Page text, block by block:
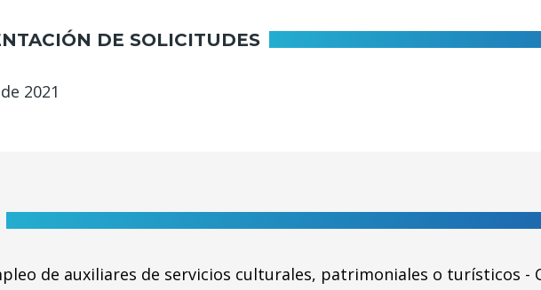
DE SOLICITUDES
2021
de auxiliares de servicios culturales, patrimoniales o turísticos -